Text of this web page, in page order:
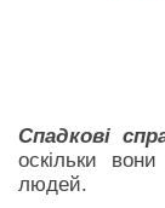
Спадкові
оскільки
людей.